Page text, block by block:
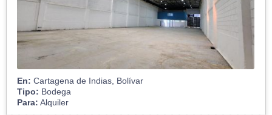
En: Cartagena de Indias, Bolívar
Tipo: Bodega
Para: Alquiler